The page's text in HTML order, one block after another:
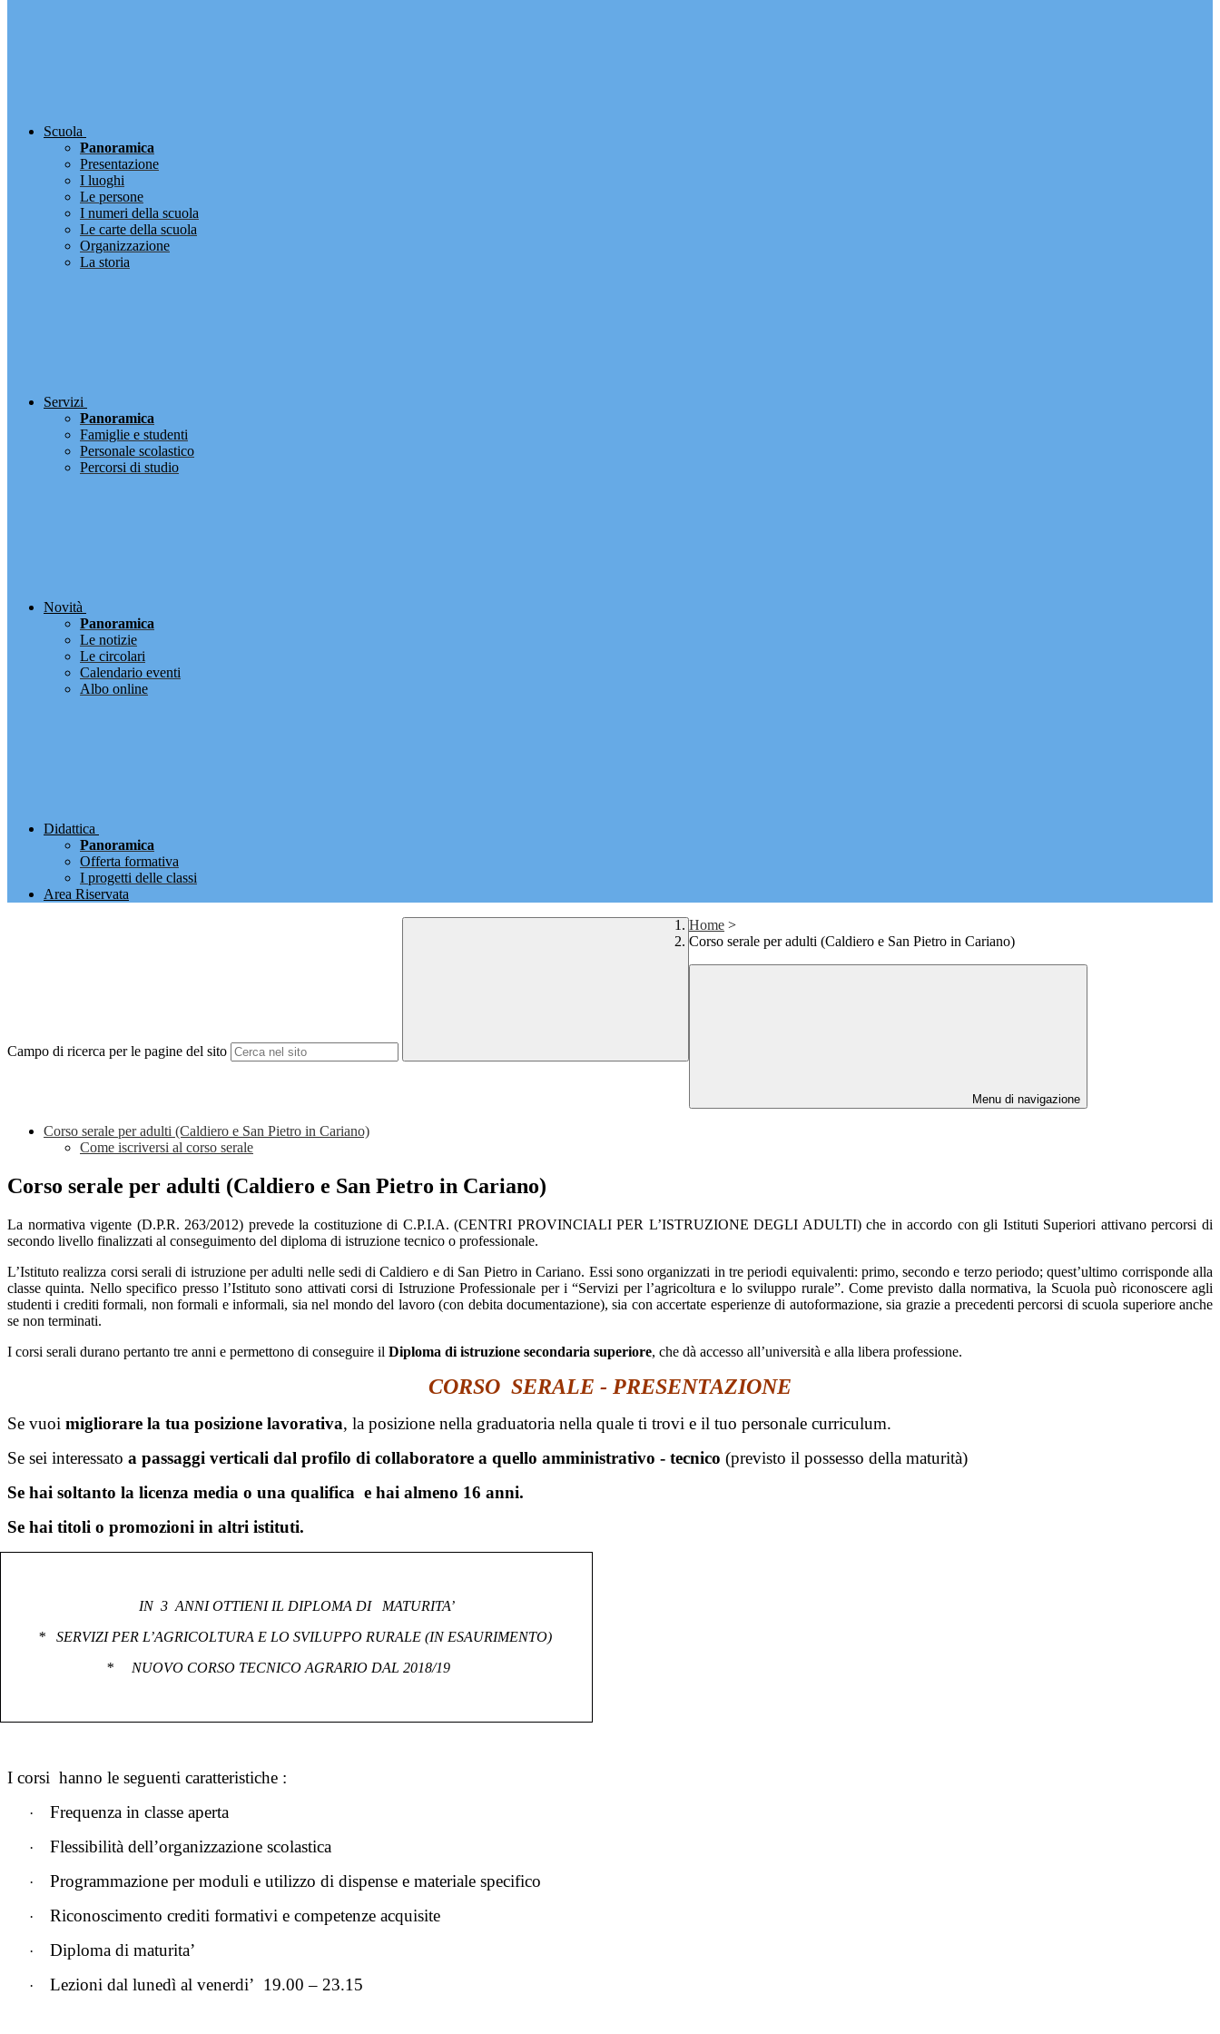
Scuola
Panoramica
Presentazione
I luoghi
Le persone
I numeri della scuola
Le carte della scuola
Organizzazione
La storia
Servizi
Panoramica
Famiglie e studenti
Personale scolastico
Percorsi di studio
Novità
Panoramica
Le notizie
Le circolari
Calendario eventi
Albo online
Didattica
Panoramica
Offerta formativa
I progetti delle classi
Area Riservata
Campo di ricerca per le pagine del sito
Home >
Corso serale per adulti (Caldiero e San Pietro in Cariano)
Menu di navigazione
Corso serale per adulti (Caldiero e San Pietro in Cariano)
Come iscriversi al corso serale
Corso serale per adulti (Caldiero e San Pietro in Cariano)
La normativa vigente (D.P.R. 263/2012) prevede la costituzione di C.P.I.A. (CENTRI PROVINCIALI PER L’ISTRUZIONE DEGLI ADULTI) che in accordo con gli Istituti Superiori attivano percorsi di
secondo livello finalizzati al conseguimento del diploma di istruzione tecnico o professionale.
L’Istituto realizza corsi serali di istruzione per adulti nelle sedi di Caldiero e di San Pietro in Cariano. Essi sono organizzati in tre periodi equivalenti: primo, secondo e terzo periodo; quest’ultimo corrisponde alla
classe quinta. Nello specifico presso l’Istitutosono attivati corsi di Istruzione Professionale per i “Servizi per l’agricoltura e lo sviluppo rurale”. Come previsto dalla normativa, la Scuola può riconoscere agli
studenti i crediti formali, non formali e informali, sia nel mondo del lavoro (con debita documentazione), sia con accertate esperienze di autoformazione, sia grazie a precedenti percorsi di scuola superiore anche
se non terminati.
I corsi serali durano pertanto tre anni e permettono di conseguire il Diploma di istruzione secondaria superiore, che dà accesso all’università e alla libera professione.
CORSO SERALE - PRESENTAZIONE
Se vuoi migliorare la tua posizione lavorativa, la posizione nella graduatoria nella quale ti trovi e il tuo personale curriculum.
Se sei interessato a passaggi verticali dal profilo di collaboratore a quello amministrativo - tecnico (previsto il possesso della maturità)
Se hai soltanto la licenza media o una qualifica e hai almeno 16 anni.
Se hai titoli o promozioni in altri istituti.
IN 3 ANNI OTTIENI IL DIPLOMA DI
MATURITA’
*
SERVIZI PER L’AGRICOLTURA E LO SVILUPPO RURALE (IN ESAURIMENTO)
* NUOVO CORSO TECNICO AGRARIO DAL 2018/19
I corsi hanno le seguenti caratteristiche :
· Frequenza in classe aperta
· Flessibilità dell’organizzazione scolastica
· Programmazione per moduli e utilizzo di dispense e materiale specifico
· Riconoscimento crediti formativi e competenze acquisite
· Diploma di maturita’
· Lezioni dal lunedì al venerdi’ 19.00 – 23.15